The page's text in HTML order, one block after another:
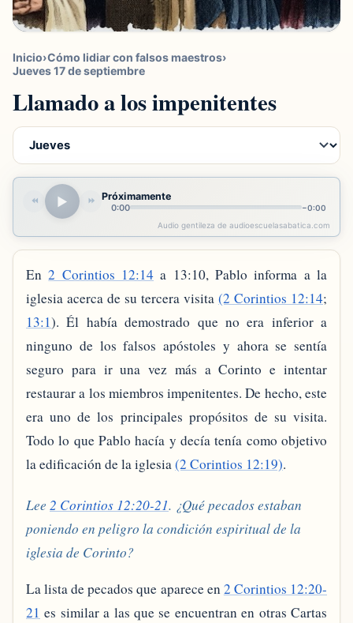
Inicio›Cómo lidiar con falsos maestros›
Jueves 17 de septiembre
Llamado a los impenitentes
⏪ ▶ ⏩ Próximamente
0:00 −0:00
Audio gentileza de audioescuelasabatica.com
En2 Corintios 12:14 a 13:10, Pablo informa a la
iglesia acerca de su tercera visita (2 Corintios 12:14;
13:1). Él había demostrado que no era inferior a
ninguno de los falsos apóstoles y ahora se sentía
seguro para ir una vez más a Corinto e intentar
restaurar a los miembros impenitentes. De hecho, este
era uno de los principales propósitos de su visita.
Todo lo que Pablo hacía y decía tenía como objetivo
la edificación de la iglesia(2 Corintios 12:19).
Lee 2 Corintios 12:20-21. ¿Qué pecados estaban
poniendo en peligro la condición espiritual de la
iglesia de Corinto?
La lista de pecados que aparece en 2 Corintios 12:20-
21 es similar a las que se encuentran en otras Cartas